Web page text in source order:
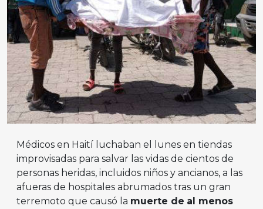
Médicos en Haití luchaban el lunes en tiendas
improvisadas ​​para salvar las vidas de cientos de
personas heridas, incluidos niños y ancianos, a las
afueras de hospitales abrumados tras un gran
terremoto que causó la muerte de al menos